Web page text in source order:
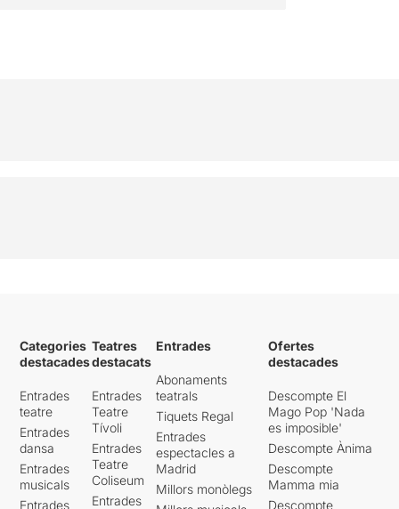
Categories
destacades
Entrades
teatre
Entrades
dansa
Entrades
musicals
Entrades
Teatres
destacats
Entrades
Teatre
Tívoli
Entrades
Teatre
Coliseum
Entrades
Entrades
Abonaments
teatrals
Tiquets Regal
Entrades
espectacles a
Madrid
Millors monòlegs
Ofertes
destacades
Descompte El
Mago Pop 'Nada
es imposible'
Descompte Ànima
Descompte
Mamma mia
Descompte